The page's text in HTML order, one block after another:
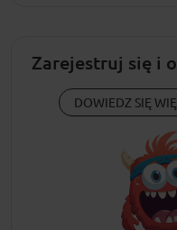
Zarejestruj się i
DOWIEDZ SIĘ